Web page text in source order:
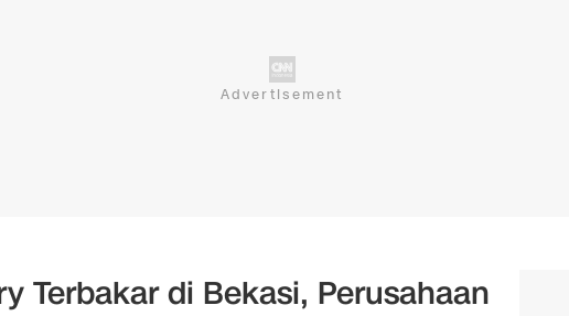
Terbakar di Bekasi, Perusahaan